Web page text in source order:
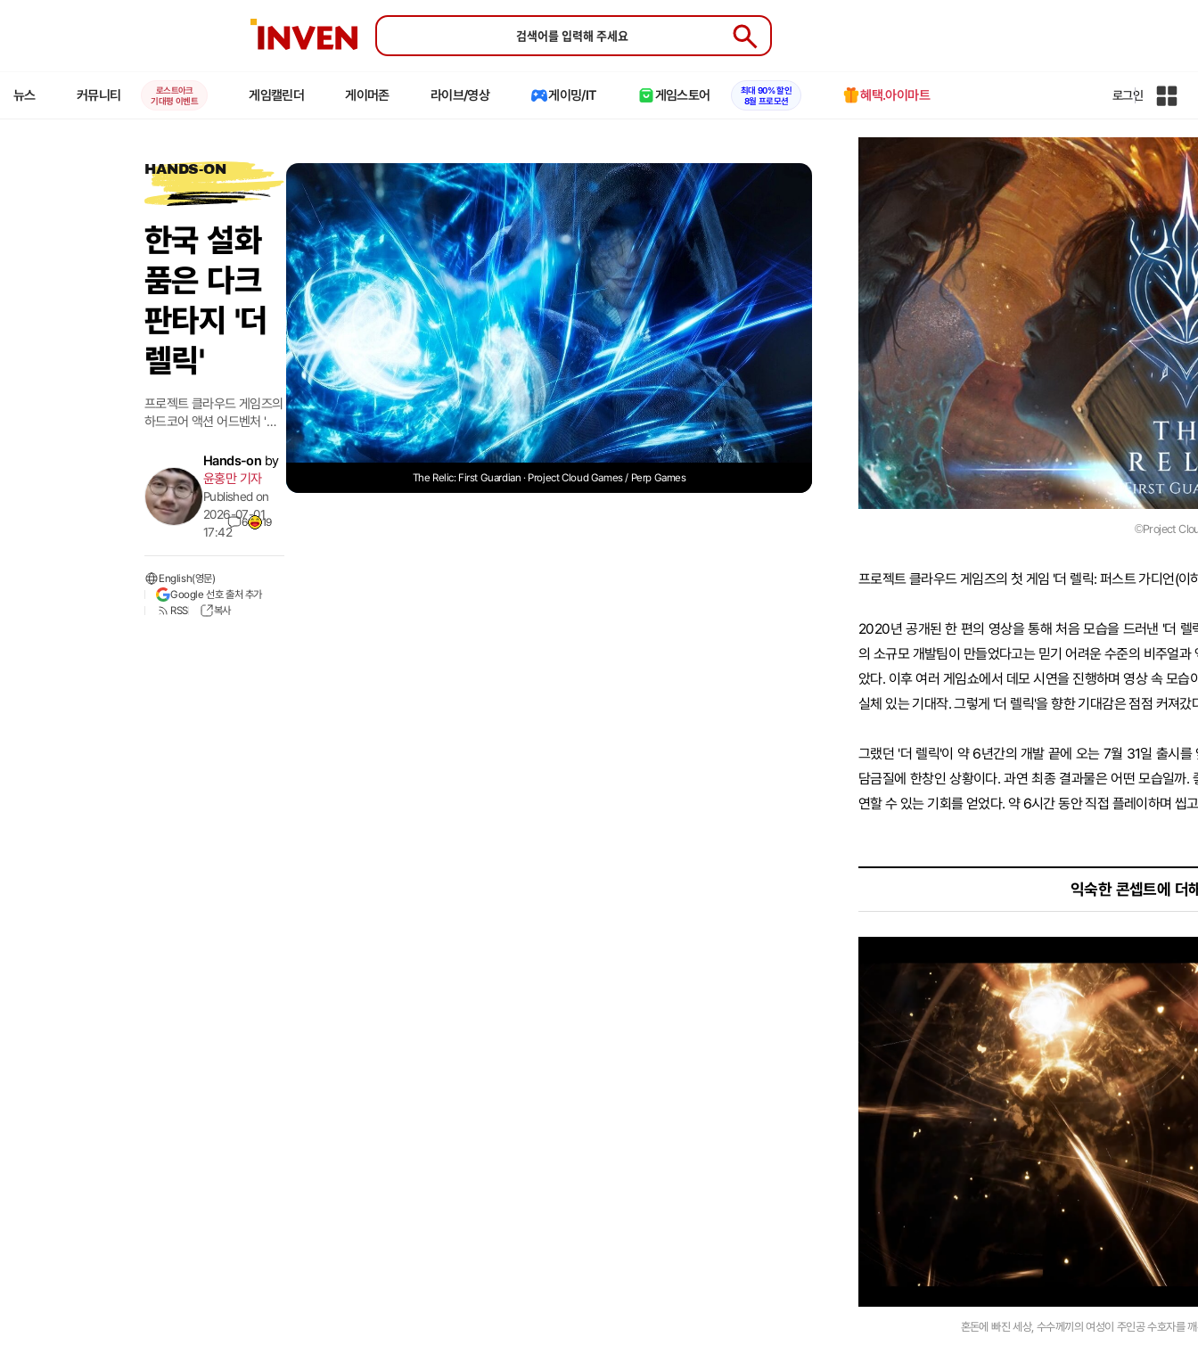
인
Submit
뉴스 커뮤니티
로스트아크
기대평 이벤트
게임캘린더 게이머존 라이브/영상 게이밍/IT 게임스토어
최대 90% 할인
8월 프로모션
혜택.아이마트 로그인
인
체
사
이
맵
HANDS-ON
한국 설화
품은 다크
판타지 '더
렐릭'
프로젝트 클라우드 게임즈의
하드코어 액션 어드벤처 '더
간의 개발 끝에 오는 7월 31
일 정식 출시됩니다. 이 게임
은 다크 판타지 배경에 한국
설화를 재해석해 녹여냈으
며, 레벨 대신 장비와 유물로
습니다. 소울라이크와는 차
별화된 빠른 템포의 전투와
탐험 요소가 특징이며, 정식
Hands-on by
윤홍만 기자
Published on
2026-07-01
17:42
English(영문)
Google 선호 출처 추가
RSS
복사
6 19
The Relic: First Guardian · Project Cloud Games / Perp Games
©Project
프로젝트 클라우드 게임즈의 첫 게임 '더 렐릭: 퍼스트 가디언(
2020년 공개된 한 편의 영상을 통해 처음 모습을 드러낸 '더
의 소규모 개발팀이 만들었다고는 믿기 어려운 수준의 비주얼
았다. 이후 여러 게임쇼에서 데모 시연을 진행하며 영상 속 모
실체 있는 기대작. 그렇게 '더 렐릭'을 향한 기대감은 점점 커져갔
그랬던 '더 렐릭'이 약 6년간의 개발 끝에 오는 7월 31일 출시
담금질에 한창인 상황이다. 과연 최종 결과물은 어떤 모습일까
연할 수 있는 기회를 얻었다. 약 6시간 동안 직접 플레이하며 씹
익숙한 콘셉트에 더
혼돈에 빠진 세상, 수수께끼의 여성이 주인공 수호자